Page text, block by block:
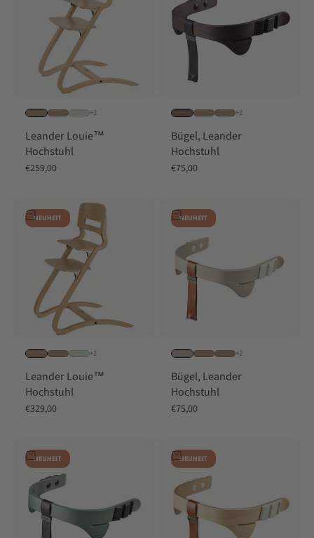
+2
Leander Louie™
Hochstuhl
Angebot
€259,00
+2
Bügel, Leander
Hochstuhl
Angebot
€75,00
NEUHEIT
In den Warenkorb
+2
Leander Louie™
Hochstuhl
Angebot
€329,00
NEUHEIT
In den Warenkorb
+2
Bügel, Leander
Hochstuhl
Angebot
€75,00
NEUHEIT
In den Warenkorb NEUHEIT
In den Warenkorb